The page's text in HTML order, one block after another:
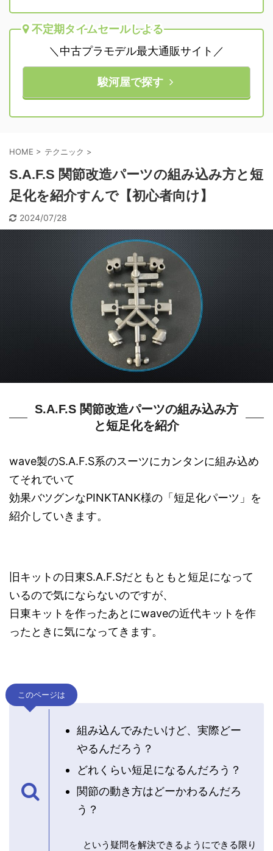
不定期タイムセールしよる
＼中古プラモデル最大通販サイト／
駿河屋で探す
HOME > テクニック >
S.A.F.S 関節改造パーツの組み込み方と短
足化を紹介すんで【初心者向け】
2024/07/28
S.A.F.S 関節改造パーツの組み込み方
と短足化を紹介
wave製のS.A.F.S系のスーツにカンタンに組み込め
てそれでいて
効果バツグンなPINKTANK様の「短足化パーツ」を
紹介していきます。
旧キットの日東S.A.F.Sだともともと短足になって
いるので気にならないのですが、
日東キットを作ったあとにwaveの近代キットを作
ったときに気になってきます。
このページは
組み込んでみたいけど、実際どー
やるんだろう？
どれくらい短足になるんだろう？
関節の動き方はどーかわるんだろ
う？
という疑問を解決できるようにできる限り